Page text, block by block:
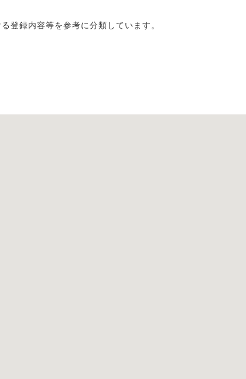
登録内容等を参考に分類しています。